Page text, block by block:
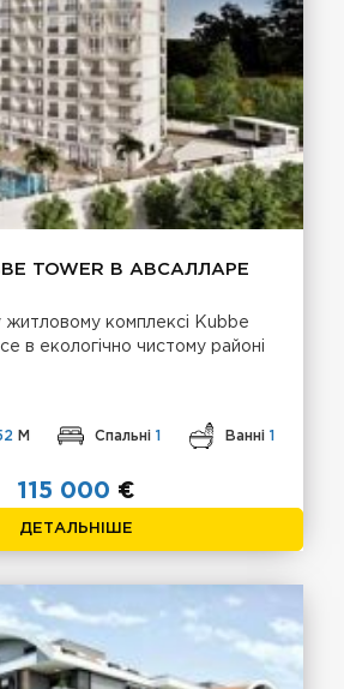
TOWER В АВСАЛЛАРЕ
житловому комплексі Kubbe
в екологічно чистому районі
М Спальні 1 Ванні 1
115 000 €
ДЕТАЛЬНІШЕ